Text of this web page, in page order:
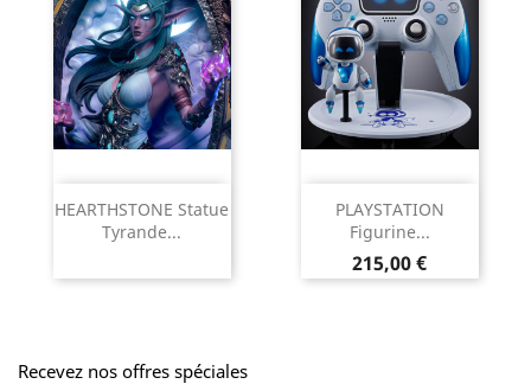
HEARTHSTONE Statue
Tyrande...
PLAYSTATION
Figurine...
Prix
215,00 €
Recevez nos offres spéciales